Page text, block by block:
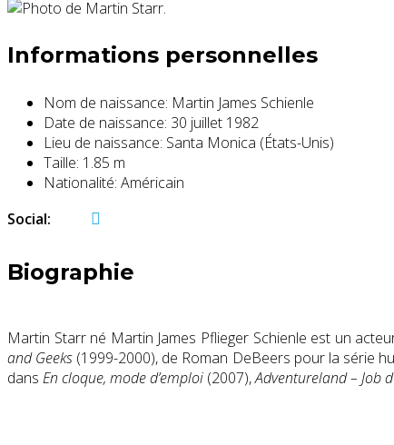
Informations personnelles
Nom de naissance: Martin James Schienle
Date de naissance: 30 juillet 1982
Lieu de naissance: Santa Monica (États-Unis)
Taille: 1.85 m
Nationalité: Américain
Social:
Biographie
Martin Starr né Martin James Pflieger Schienle est un
and Geeks (1999-2000), de Roman DeBeers pour la série
dans En cloque, mode d’emploi (2007),Adventureland – Job